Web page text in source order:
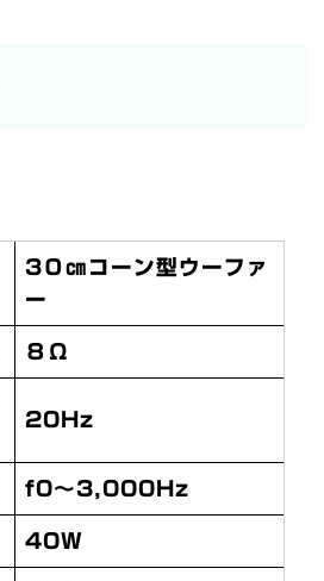
3０㎝コーン型ウーファ
ー
８Ω
20Hz
f0～3,000Hz
40Ｗ